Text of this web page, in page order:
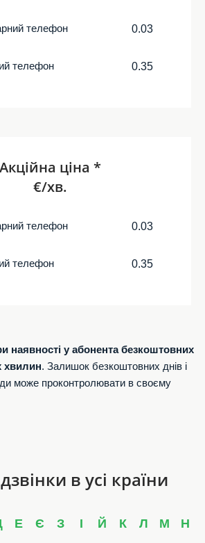
телефон 0.03
телефон 0.35
Акційна ціна *
€/хв.
телефон 0.03
телефон 0.35
наявності у абонента безкоштовних
хвилин. Залишок безкоштовних днів і
може проконтролювати в своєму
в усі країни
Е Є З І Й К Л М
Н